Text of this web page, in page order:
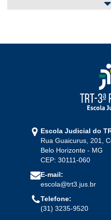
Mar Abr
Nov
Fev Mar
Ago
Set
Escola Judicial do
Rua Guaicurus, 201,
Belo Horizonte - MG
CEP: 30111-060
E-mail:
escola@trt3.jus.br
Telefone:
(31) 3235-9520